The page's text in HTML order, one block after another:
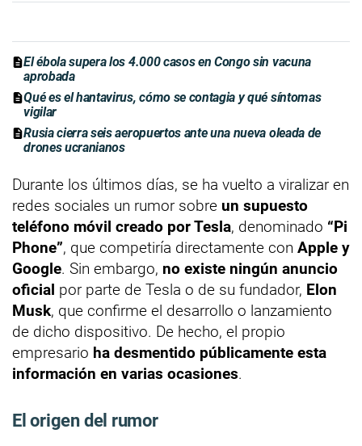
El ébola supera los 4.000 casos en Congo sin vacuna
aprobada
Qué es el hantavirus, cómo se contagia y qué síntomas
vigilar
Rusia cierra seis aeropuertos ante una nueva oleada de
drones ucranianos
Durante los últimos días, se ha vuelto a viralizar en
redes sociales un rumor sobre un supuesto
teléfono móvil creado por Tesla, denominado “Pi
Phone”, que competiría directamente con Apple y
Google. Sin embargo, no existe ningún anuncio
oficial por parte de Tesla o de su fundador, Elon
Musk, que confirme el desarrollo o lanzamiento
de dicho dispositivo. De hecho, el propio
empresario ha desmentido públicamente esta
información en varias ocasiones.
El origen del rumor